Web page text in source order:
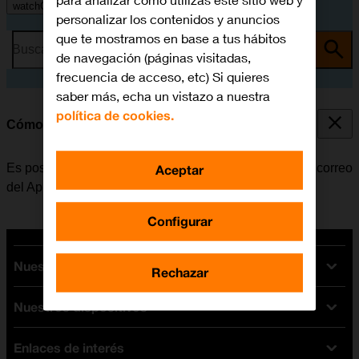
watchOS 11
Busca por problema o tema
Cómo leer correo electrónico
Es posible recibir correo electrónico de las cuentas de correo
del Apple Watch.
Nuestras tarifas
Tarifas Orange
Tarifas fibra y móvil
Nuestros dispositivos
Ofertas en móviles
Enlaces de interés
personalizar los contenidos y anuncios
que te mostramos en base a tus hábitos
de navegación (páginas visitadas,
frecuencia de acceso, etc) Si quieres
saber más, echa un vistazo a nuestra
política de cookies.
Configurar
Rechazar
Aceptar